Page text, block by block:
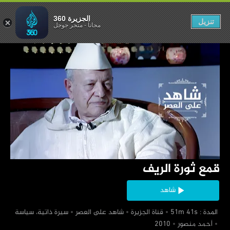
‏قمع ثورة الريف
شاهد
‏ المدة : 51m 41s
‏قناة الجزيرة ‏شاهد على العصر
‏سيرة ذاتية، سياسة
‏أحمد منصور
قمع ثورة الريف
الجزيرة 360
مجاناً-متجر جوجل تنزيل